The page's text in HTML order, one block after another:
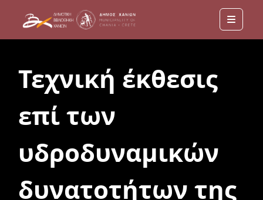
Menu
Τεχνική έκθεσις
επί των
υδροδυναμικών
δυνατοτήτων της